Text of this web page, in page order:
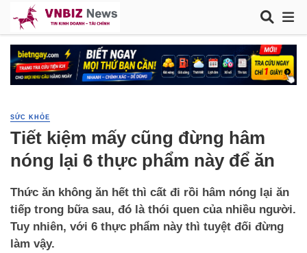
SỨC KHỎE
Tiết kiệm mấy cũng đừng hâm
nóng lại 6 thực phẩm này để ăn
Thức ăn không ăn hết thì cất đi rồi hâm nóng lại ăn
tiếp trong bữa sau, đó là thói quen của nhiều người.
Tuy nhiên, với 6 thực phẩm này thì tuyệt đối đừng
làm vậy.